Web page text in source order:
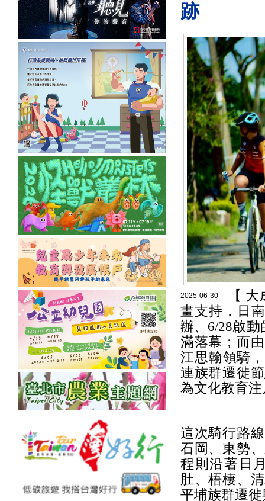
跡
2025-06-30
【
畫支持，日
辦、6/28啟
滿落幕；而
江思翰領騎
連族群遷徙
為文化教育
這次騎行路
石岡、東勢
程則沿著日
肚、梧棲、
平埔族群遷